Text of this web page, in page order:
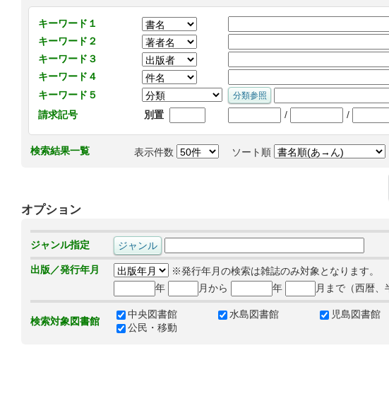
キーワード１
キーワード２
キーワード３
キーワード４
キーワード５
請求記号
別置 / /
検索結果一覧 表示件数 ソート順
オプション
ジャンル指定
出版／発行年月
※発行年月の検索は雑誌のみ対象となります。
年
月から 年 月まで（西暦、
検索対象図書館
中央図書館 水島図書館 児島図書館
公民・移動